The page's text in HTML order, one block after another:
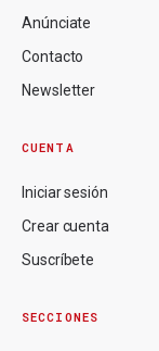
Anúnciate
Contacto
Newsletter
CUENTA
Iniciar sesión
Crear cuenta
Suscríbete
SECCIONES